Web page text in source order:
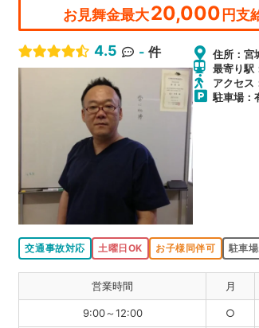
お見舞金最大20,000円支
4.5 - 件
住所：宮
最寄り駅
アクセス
駐車場：
交通事故対応 土曜日OK お子様同伴可 駐車
営業時間 月
9:00～12:00 ○